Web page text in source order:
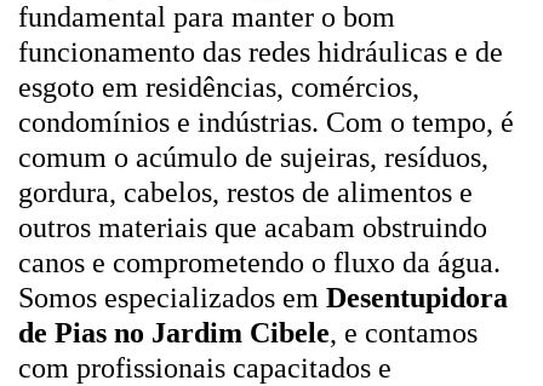
fundamental para manter o bom
funcionamento das redes hidráulicas e de
esgoto em residências, comércios,
condomínios e indústrias. Com o tempo, é
comum o acúmulo de sujeiras, resíduos,
gordura, cabelos, restos de alimentos e
outros materiais que acabam obstruindo
canos e comprometendo o fluxo da água.
Somos especializados em Desentupidora
de Pias no Jardim Cibele, e contamos
com profissionais capacitados e